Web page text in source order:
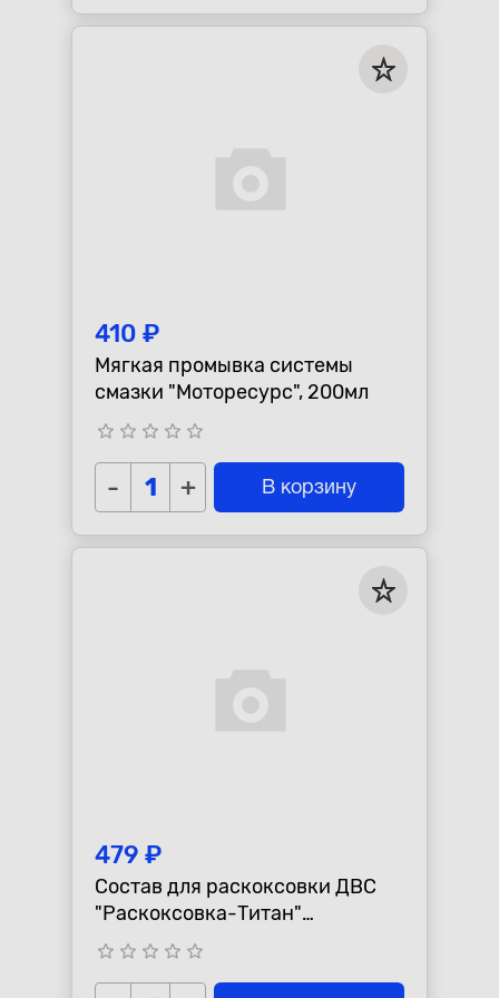
410 ₽
Мягкая промывка системы
смазки "Моторесурс", 200мл
star_border star_border star_border star_border star_border
- + В корзину
479 ₽
Состав для раскоксовки ДВС
"Раскоксовка-Титан"
"Моторесурс", 200мл
star_border star_border star_border star_border star_border